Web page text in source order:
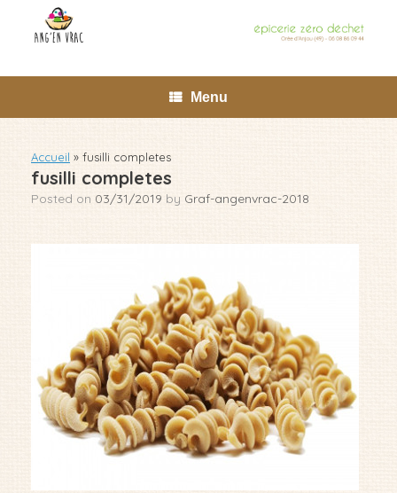
content
Menu
Accueil » fusilli completes
fusilli completes
Posted on 03/31/2019 by Graf-angenvrac-2018